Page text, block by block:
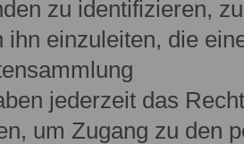
zu identifizieren,
ihn einzuleiten, die
jederzeit das
um Zugang zu den